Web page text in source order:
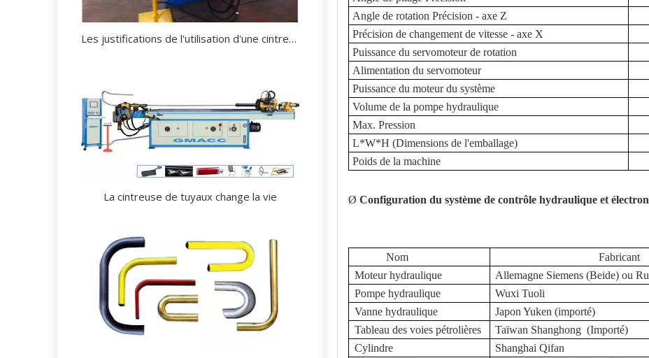
Les justifications de l'utilisation d'une cintreuse de tubes.
La cintreuse de tuyaux change la vie
Angle de rotation Précision - axe Z
Précision de changement de vitesse - axe X
Puissance du servomoteur de rotation
Alimentation du servomoteur
Puissance du moteur du système
Volume de la pompe hydraulique
Max. Pression
L*W*H (Dimensions de l'emballage)
Poids de la machine
Ø Configuration du système de contrôle hydraulique et
Nom
Fabricant
Moteur hydraulique
Allemagne Siemens (Beide) ou
Pompe hydraulique
Wuxi Tuoli
Vanne hydraulique
Japon Yuken (importé)
Tableau des voies pétrolières
Taïwan Shanghong (Importé)
Cylindre
Shanghai Qifan